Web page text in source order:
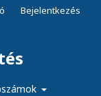
Bejelentkezés